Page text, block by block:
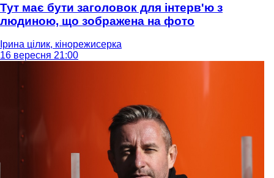
Тут має бути заголовок для інтерв'ю з
людиною, що зображена на фото
Ірина цілик, кінорежисерка
16 вересня 21:00